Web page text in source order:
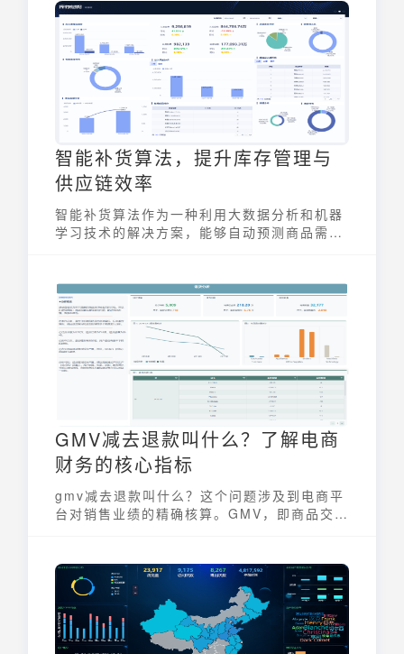
智能补货算法，提升库存管理与
供应链效率
智能补货算法作为一种利用大数据分析和机器
学习技术的解决方案，能够自动预测商品需
库存周转率和资金利用效率，成为企业提升竞
争力的重要工具。
GMV减去退款叫什么？了解电商
财务的核心指标
gmv减去退款叫什么？这个问题涉及到电商平
台对销售业绩的精确核算。GMV，即商品交易
况，需要将已退款的金额从GMV中扣除。那
么，从GMV中扣除退款金额后，得到的又是什
么指标？这个指标对于电商企业的财务分析和
运营决策又有什么样的意义呢？